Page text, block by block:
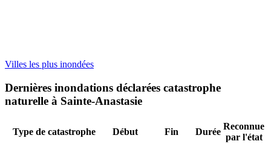
Villes les plus inondées
Dernières inondations déclarées catastrophe
naturelle à Sainte-Anastasie
Type de catastrophe Début Fin Durée
Reconnue
par l'état